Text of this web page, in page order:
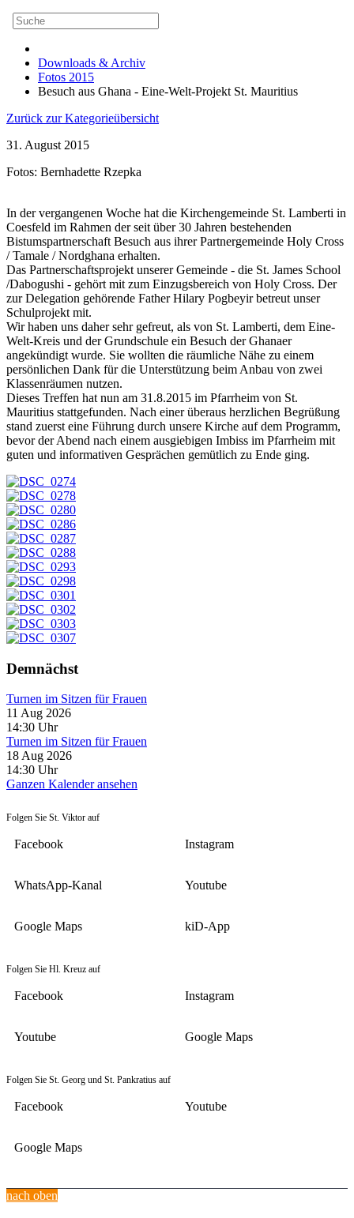
Downloads & Archiv
Fotos 2015
Besuch aus Ghana - Eine-Welt-Projekt St. Mauritius
Zurück zur Kategorieübersicht
31. August 2015
Fotos: Bernhadette Rzepka
In der vergangenen Woche hat die Kirchengemeinde St. Lamberti in
Coesfeld im Rahmen der seit über 30 Jahren bestehenden
Bistumspartnerschaft Besuch aus ihrer Partnergemeinde Holy Cross
/ Tamale / Nordghana erhalten.
Das Partnerschaftsprojekt unserer Gemeinde - die St. James School
/Dabogushi - gehört mit zum Einzugsbereich von Holy Cross. Der
zur Delegation gehörende Father Hilary Pogbeyir betreut unser
Schulprojekt mit.
Wir haben uns daher sehr gefreut, als von St. Lamberti, dem Eine-
Welt-Kreis und der Grundschule ein Besuch der Ghanaer
angekündigt wurde. Sie wollten die räumliche Nähe zu einem
persönlichen Dank für die Unterstützung beim Anbau von zwei
Klassenräumen nutzen.
Dieses Treffen hat nun am 31.8.2015 im Pfarrheim von St.
Mauritius stattgefunden. Nach einer überaus herzlichen Begrüßung
stand zuerst eine Führung durch unsere Kirche auf dem Programm,
bevor der Abend nach einem ausgiebigen Imbiss im Pfarrheim mit
guten und informativen Gesprächen gemütlich zu Ende ging.
Demnächst
Turnen im Sitzen für Frauen
11 Aug 2026
14:30 Uhr
Turnen im Sitzen für Frauen
18 Aug 2026
14:30 Uhr
Ganzen Kalender ansehen
Folgen Sie St. Viktor auf
Facebook Instagram
WhatsApp-Kanal Youtube
Google Maps kiD-App
Folgen Sie Hl. Kreuz auf
Facebook Instagram
Youtube Google Maps
Folgen Sie St. Georg und St. Pankratius auf
Facebook Youtube
Google Maps
nach oben